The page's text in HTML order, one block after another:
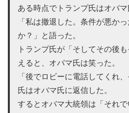
ある時点でトランプ氏はオバマ
「私は撤退した。条件が悪か
か？」と語った。
トランプ氏が「そしてその後
えると、オバマ氏は笑った。
「後でロビーに電話してくれ
氏はオバマ氏に返信した。
するとオバマ大統領は「それ